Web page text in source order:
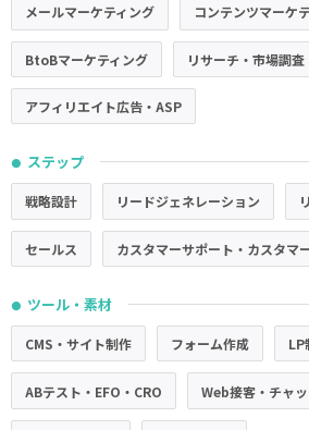
メールマーケティング コンテンツマーケ
BtoBマーケティング リサーチ・市場調査
アフィリエイト広告・ASP
● ステップ
戦略設計 リードジェネレーション
セールス カスタマーサポート・カスタマ
● ツール・素材
CMS・サイト制作 フォーム作成 LP
ABテスト・EFO・CRO Web接客・チャ